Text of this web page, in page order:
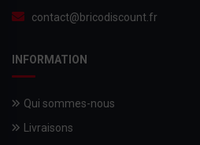
contact@bricodiscount.fr
INFORMATION
Qui sommes-nous
Livraisons